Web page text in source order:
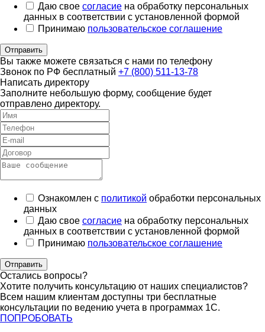
Даю свое согласие на обработку персональных
данных в соответствии с установленной формой
Принимаю пользовательское соглашение
Отправить
Вы также можете связаться с нами по телефону
Звонок по РФ бесплатный +7 (800) 511-13-78
Написать директору
Заполните небольшую форму, сообщение будет
отправлено директору.
Ознакомлен с политикой обработки персональных
данных
Даю свое согласие на обработку персональных
данных в соответствии с установленной формой
Принимаю пользовательское соглашение
Отправить
Остались вопросы?
Хотите получить консультацию от наших специалистов?
Всем нашим клиентам доступны три бесплатные
консультации по ведению учета в программах 1С.
ПОПРОБОВАТЬ